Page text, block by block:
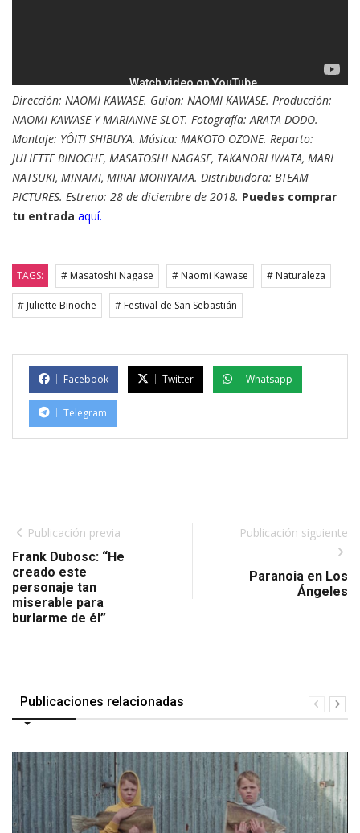
Dirección: NAOMI KAWASE. Guion: NAOMI KAWASE. Producción:
NAOMI KAWASE Y MARIANNE SLOT. Fotografía: ARATA DODO.
Montaje: YÔITI SHIBUYA. Música: MAKOTO OZONE. Reparto:
JULIETTE BINOCHE, MASATOSHI NAGASE, TAKANORI IWATA, MARI
NATSUKI, MINAMI, MIRAI MORIYAMA. Distribuidora: BTEAM
PICTURES. Estreno: 28 de diciembre de 2018. Puedes comprar
tu entrada aquí.
TAGS: # Masatoshi Nagase # Naomi Kawase # Naturaleza
# Juliette Binoche # Festival de San Sebastián
Facebook Twitter Whatsapp
Telegram
Publicación previa
Frank Dubosc: “He
creado este
personaje tan
miserable para
burlarme de él”
Publicación siguiente
Paranoia en Los
Ángeles
Publicaciones relacionadas